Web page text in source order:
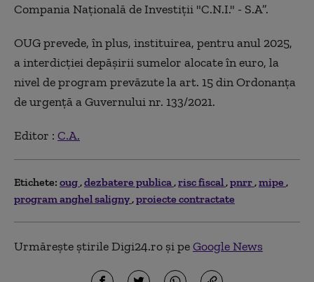
Compania Naţională de Investiţii "C.N.I." - S.A”.
OUG prevede, în plus, instituirea, pentru anul 2025,
a interdicţiei depăşirii sumelor alocate în euro, la
nivel de program prevăzute la art. 15 din Ordonanţa
de urgenţă a Guvernului nr. 133/2021.
Editor : C.A.
Etichete: oug dezbatere publica risc fiscal pnrr mipe
program anghel saligny proiecte contractate
Urmărește știrile Digi24.ro și peGoogle News